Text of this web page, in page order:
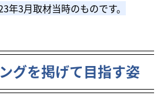
3月取材当時のものです。
グを掲げて目指す姿